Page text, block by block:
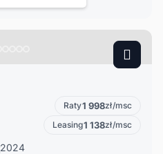
Raty1 998zł/msc
Leasing1 138zł/msc
2024